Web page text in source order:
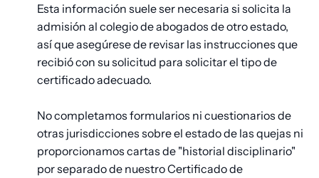
Esta información suele ser necesaria si solicita la
admisión al colegio de abogados de otro estado,
así que asegúrese de revisar las instrucciones que
recibió con su solicitud para solicitar el tipo de
certificado adecuado.
No completamos formularios ni cuestionarios de
otras jurisdicciones sobre el estado de las quejas ni
proporcionamos cartas de "historial disciplinario"
por separado de nuestro Certificado de